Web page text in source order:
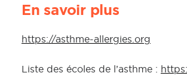
En savoir plus
https://asthme-allergies.org
Liste des écoles de l’asthme :